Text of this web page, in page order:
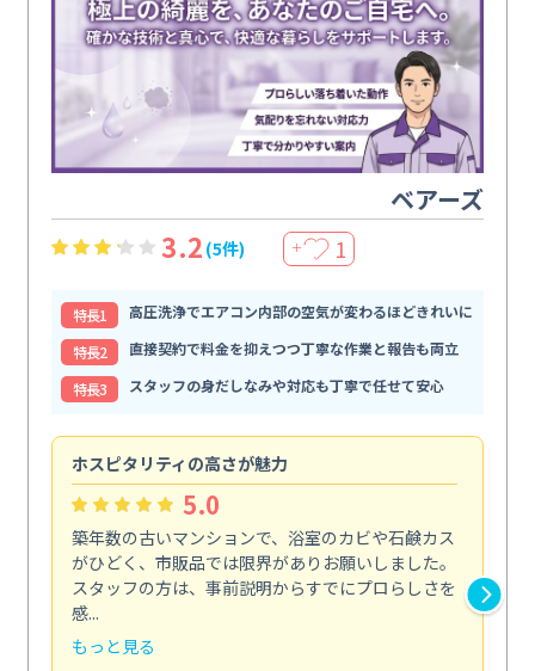
ベアーズ
3.2 (5件) ＋ 1
特⻑1
高圧洗浄でエアコン内部の空気が変わるほどきれいに
特⻑2
直接契約で料金を抑えつつ丁寧な作業と報告も両立
特⻑3
スタッフの身だしなみや対応も丁寧で任せて安心
ホスピタリティの高さが魅力
5.0
築年数の古いマンションで、浴室のカビや石鹸カス
がひどく、市販品では限界がありお願いしました。
スタッフの方は、事前説明からすでにプロらしさを
感...
もっと見る